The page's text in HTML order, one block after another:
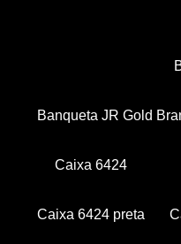
Banqueta JR Gold
Caixa 6424
Caixa 6424 preta